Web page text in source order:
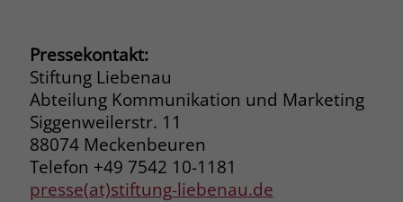
Pressekontakt:
Stiftung Liebenau
Abteilung Kommunikation und Marketing
Siggenweilerstr. 11
88074 Meckenbeuren
Telefon +49 7542 10-1181
presse(at)stiftung-liebenau.de